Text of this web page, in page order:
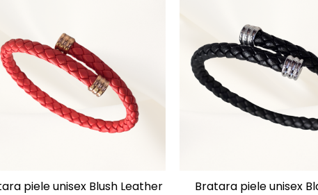
piele unisex Blush Leather Bratara piele unisex